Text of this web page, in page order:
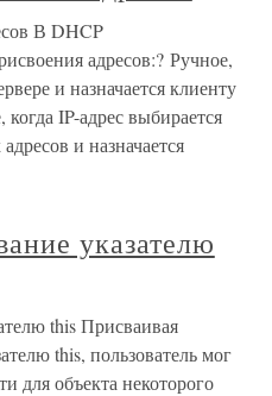
В DHCP
адресов:? Ручное,
и назначается клиенту
IP-адрес выбирается
и назначается
указателю
this Присваивая
this, пользователь мог
для объекта некоторого